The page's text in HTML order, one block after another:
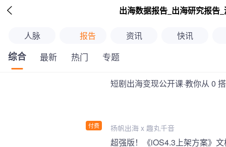
 出海数据报告_出海研究报告
人脉 报告 资讯 快讯
综合 最新 热门 专题
付费
短剧出海变现公开课·教你从 0
扬帆出海 x 趣丸千音